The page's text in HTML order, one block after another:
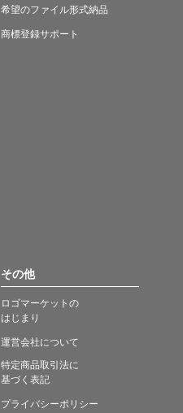
希望のファイル形式納品
商標登録サポート
その他
ロゴマーケットの
はじまり
運営会社について
特定商品取引法に
基づく表記
プライバシーポリシー